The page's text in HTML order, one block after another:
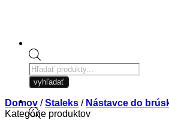
Products
search
vyhľadať
Domov / Staleks / Nástavce do
Kategórie produktov